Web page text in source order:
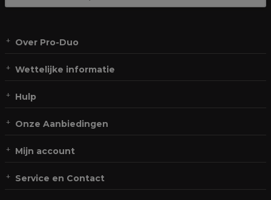
Over Pro-Duo
Wettelijke informatie
Hulp
Onze Aanbiedingen
Mijn account
Service en Contact